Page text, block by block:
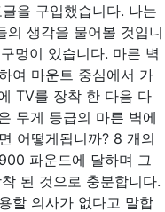
을 구입했습니다. 나는
의 생각을 물어볼 것입니
멍이 있습니다. 마른 벽
여 마운트 중심에서 가
TV를 장착 한 다음 다
무게 등급의 마른 벽에
어떻게됩니까? 8 개의
파운드에 달하며 그
된 것으로 충분합니다.
할 의사가 없다고 말합